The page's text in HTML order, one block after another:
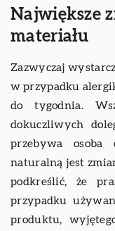
Największe
materiału
Zazwyczaj
w przypadku
do tygodnia.
dokuczliwych
przebywa osoba
naturalną jest
podkreślić, że
przypadku
produktu,